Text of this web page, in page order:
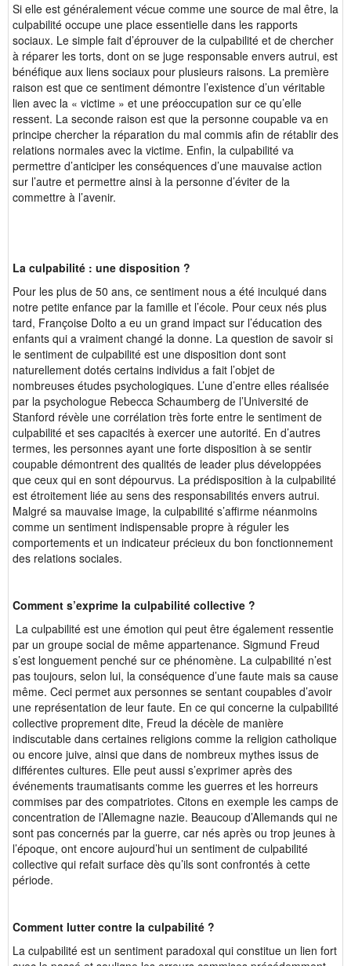
Si elle est généralement vécue comme une source de mal être, la
culpabilité occupe une place essentielle dans les rapports
sociaux. Le simple fait d’éprouver de la culpabilité et de chercher
à réparer les torts, dont on se juge responsable envers autrui, est
bénéfique aux liens sociaux pour plusieurs raisons. La première
raison est que ce sentiment démontre l’existence d’un véritable
lien avec la « victime » et une préoccupation sur ce qu’elle
ressent. La seconde raison est que la personne coupable va en
principe chercher la réparation du mal commis afin de rétablir des
relations normales avec la victime. Enfin, la culpabilité va
permettre d’anticiper les conséquences d’une mauvaise action
sur l’autre et permettre ainsi à la personne d’éviter de la
commettre à l’avenir.
La culpabilité : une disposition ?
Pour les plus de 50 ans, ce sentiment nous a été inculqué dans
notre petite enfance par la famille et l’école. Pour ceux nés plus
tard, Françoise Dolto a eu un grand impact sur l’éducation des
enfants qui a vraiment changé la donne. La question de savoir si
le sentiment de culpabilité est une disposition dont sont
naturellement dotés certains individus a fait l’objet de
nombreuses études psychologiques. L’une d’entre elles réalisée
par la psychologue Rebecca Schaumberg de l’Université de
Stanford révèle une corrélation très forte entre le sentiment de
culpabilité et ses capacités à exercer une autorité. En d’autres
termes, les personnes ayant une forte disposition à se sentir
coupable démontrent des qualités de leader plus développées
que ceux qui en sont dépourvus. La prédisposition à la culpabilité
est étroitement liée au sens des responsabilités envers autrui.
Malgré sa mauvaise image, la culpabilité s’affirme néanmoins
comme un sentiment indispensable propre à réguler les
comportements et un indicateur précieux du bon fonctionnement
des relations sociales.
Comment s’exprime la culpabilité collective ?
La culpabilité est une émotion qui peut être également ressentie
par un groupe social de même appartenance. Sigmund Freud
s’est longuement penché sur ce phénomène. La culpabilité n’est
pas toujours, selon lui, la conséquence d’une faute mais sa cause
même. Ceci permet aux personnes se sentant coupables d’avoir
une représentation de leur faute. En ce qui concerne la culpabilité
collective proprement dite, Freud la décèle de manière
indiscutable dans certaines religions comme la religion catholique
ou encore juive, ainsi que dans de nombreux mythes issus de
différentes cultures. Elle peut aussi s’exprimer après des
événements traumatisants comme les guerres et les horreurs
commises par des compatriotes. Citons en exemple les camps de
concentration de l’Allemagne nazie. Beaucoup d’Allemands qui ne
sont pas concernés par la guerre, car nés après ou trop jeunes à
l’époque, ont encore aujourd’hui un sentiment de culpabilité
collective qui refait surface dès qu’ils sont confrontés à cette
période.
Comment lutter contre la culpabilité ?
La culpabilité est un sentiment paradoxal qui constitue un lien fort